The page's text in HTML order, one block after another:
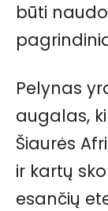
būti
Pelynas
augalas,
Šiaurės
ir kartų
esančių